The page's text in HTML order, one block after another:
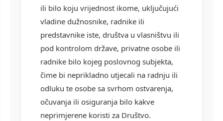
ili bilo koju vrijednost ikome, uključujući
vladine dužnosnike, radnike ili
predstavnike iste, društva u vlasništvu ili
pod kontrolom države, privatne osobe ili
radnike bilo kojeg poslovnog subjekta,
čime bi neprikladno utjecali na radnju ili
odluku te osobe sa svrhom ostvarenja,
očuvanja ili osiguranja bilo kakve
neprimjerene koristi za Društvo.